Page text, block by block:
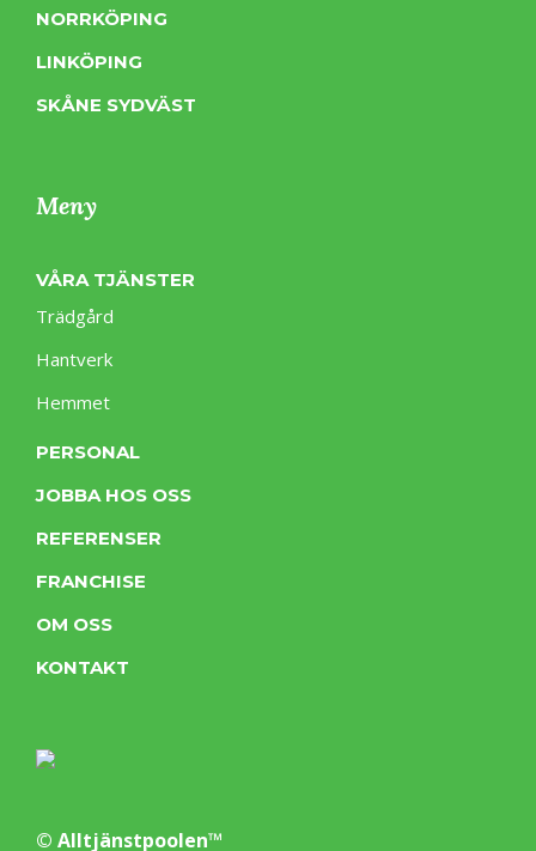
NORRKÖPING
LINKÖPING
SKÅNE SYDVÄST
Meny
VÅRA TJÄNSTER
Trädgård
Hantverk
Hemmet
PERSONAL
JOBBA HOS OSS
REFERENSER
FRANCHISE
OM OSS
KONTAKT
© Alltjänstpoolen™